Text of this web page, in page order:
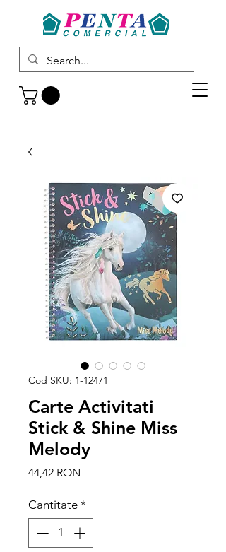
Cod SKU: 1-12471
Carte Activitati
Stick & Shine Miss
Melody
44,42 RON
Cantitate *